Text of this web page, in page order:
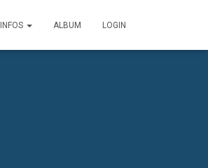
INFOS ALBUM LOGIN